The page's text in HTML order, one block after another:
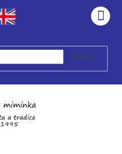
SZUKAJ